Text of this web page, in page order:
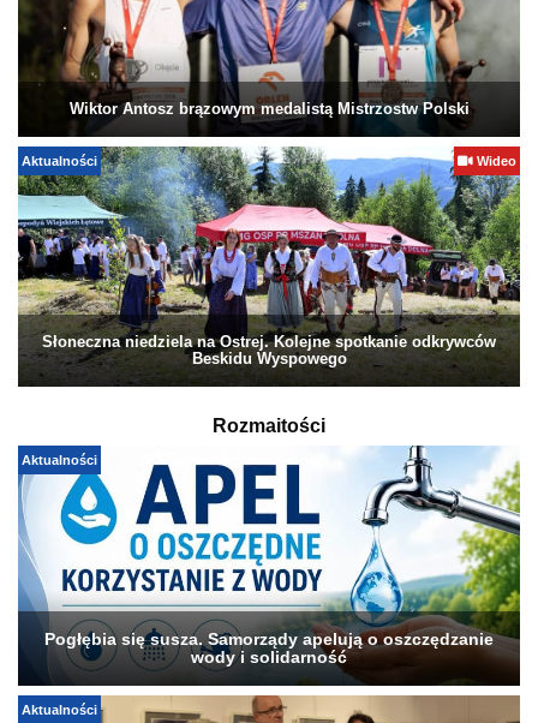
Wiktor Antosz brązowym medalistą Mistrzostw Polski
Aktualności Wideo
Słoneczna niedziela na Ostrej. Kolejne spotkanie odkrywców
Beskidu Wyspowego
Rozmaitości
Aktualności
Pogłębia się susza. Samorządy apelują o oszczędzanie
wody i solidarność
Aktualności